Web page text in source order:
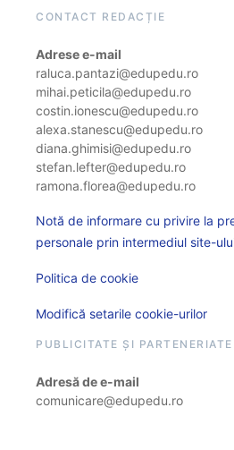
CONTACT REDACȚIE
Adrese e-mail
raluca.pantazi@edupedu.ro
mihai.peticila@edupedu.ro
costin.ionescu@edupedu.ro
alexa.stanescu@edupedu.ro
diana.ghimisi@edupedu.ro
stefan.lefter@edupedu.ro
ramona.florea@edupedu.ro
Notă de informare cu privire la
personale prin intermediul site-
Politica de cookie
Modifică setarile cookie-urilor
PUBLICITATE ȘI PARTENERIATE
Adresă de e-mail
comunicare@edupedu.ro